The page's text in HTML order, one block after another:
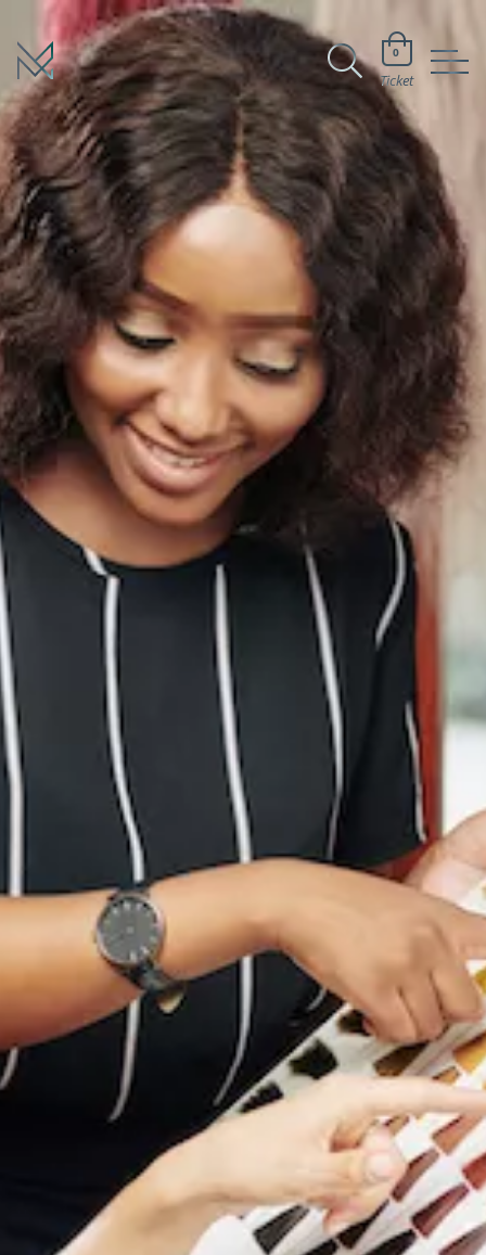
0
Ticket